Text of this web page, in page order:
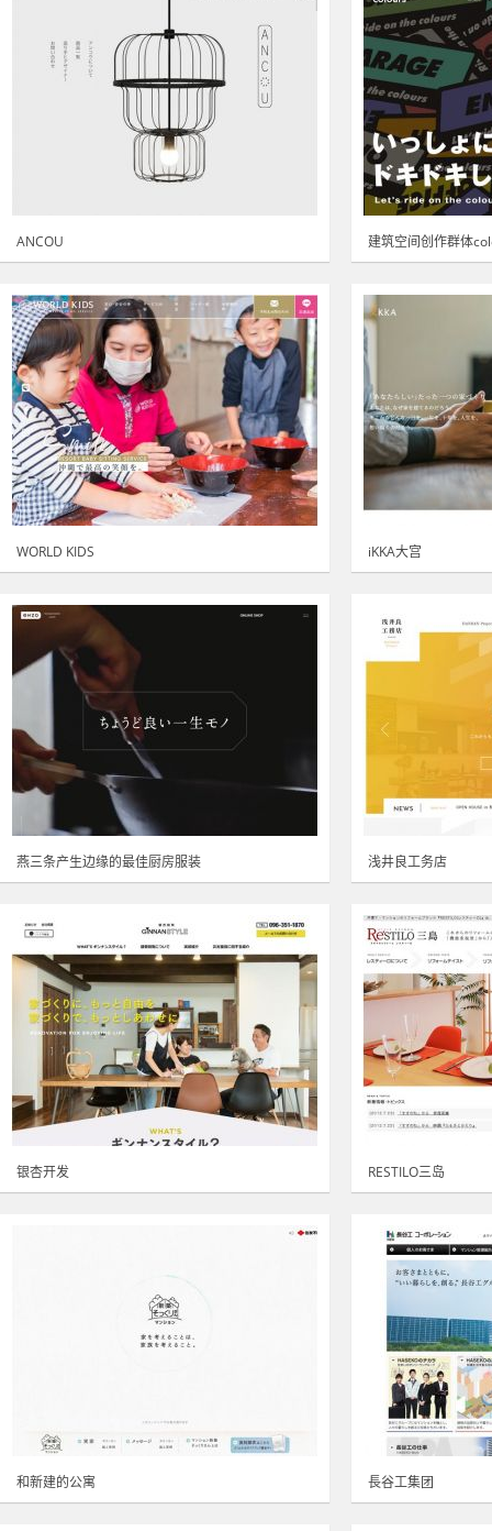
ANCOU 建筑空间创作群体
WORLD KIDS iKKA大宫
燕三条产生边缘的最佳厨房服装 浅井良工务店
银杏开发 RESTILO三岛
和新建的公寓 長谷工集团